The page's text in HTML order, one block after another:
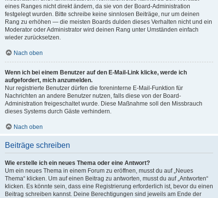
eines Ranges nicht direkt ändern, da sie von der Board-Administration
festgelegt wurden. Bitte schreibe keine sinnlosen Beiträge, nur um deinen
Rang zu erhöhen — die meisten Boards dulden dieses Verhalten nicht und ein
Moderator oder Administrator wird deinen Rang unter Umständen einfach
wieder zurücksetzen.
Nach oben
Wenn ich bei einem Benutzer auf den E-Mail-Link klicke, werde ich
aufgefordert, mich anzumelden.
Nur registrierte Benutzer dürfen die foreninterne E-Mail-Funktion für
Nachrichten an andere Benutzer nutzen, falls diese von der Board-
Administration freigeschaltet wurde. Diese Maßnahme soll den Missbrauch
dieses Systems durch Gäste verhindern.
Nach oben
Beiträge schreiben
Wie erstelle ich ein neues Thema oder eine Antwort?
Um ein neues Thema in einem Forum zu eröffnen, musst du auf „Neues
Thema“ klicken. Um auf einen Beitrag zu antworten, musst du auf „Antworten“
klicken. Es könnte sein, dass eine Registrierung erforderlich ist, bevor du einen
Beitrag schreiben kannst. Deine Berechtigungen sind jeweils am Ende der